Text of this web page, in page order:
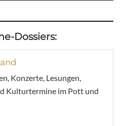
Dossiers:
Konzerte, Lesungen,
Kulturtermine im Pott und